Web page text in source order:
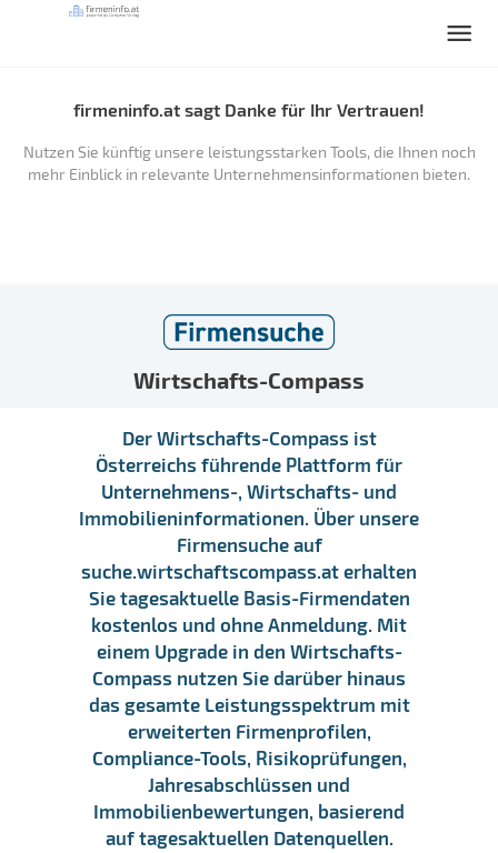
firmeninfo.at sagt Danke für Ihr Vertrauen!
Nutzen Sie künftig unsere leistungsstarken Tools, die Ihnen noch
mehr Einblick in relevante Unternehmensinformationen bieten.
Wirtschafts-Compass
Der Wirtschafts-Compass ist
Österreichs führende Plattform für
Unternehmens-, Wirtschafts- und
Immobilieninformationen. Über unsere
Firmensuche auf
suche.wirtschaftscompass.at erhalten
Sie tagesaktuelle Basis-Firmendaten
kostenlos und ohne Anmeldung. Mit
einem Upgrade in den Wirtschafts-
Compass nutzen Sie darüber hinaus
das gesamte Leistungsspektrum mit
erweiterten Firmenprofilen,
Compliance-Tools, Risikoprüfungen,
Jahresabschlüssen und
Immobilienbewertungen, basierend
auf tagesaktuellen Datenquellen.